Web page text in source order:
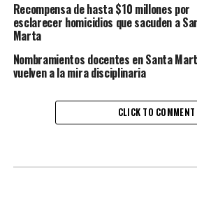
Recompensa de hasta $10 millones por
esclarecer homicidios que sacuden a
Marta
Nombramientos docentes en Santa
vuelven a la mira disciplinaria
CLICK TO COMMENT